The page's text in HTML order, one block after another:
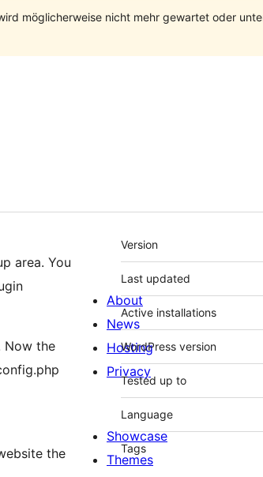
möglicherweise nicht mehr gewartet oder
area. You
Now the
the
Meta
Version
Last updated
Active installations
WordPress version
Tested up to
Language
Tags
About
News
Hosting
Privacy
Showcase
Themes